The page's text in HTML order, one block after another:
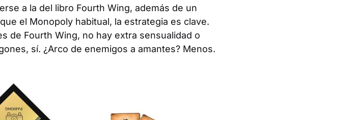
a la del libro Fourth Wing, además de un
el Monopoly habitual, la estrategia es clave.
de Fourth Wing, no hay extra sensualidad o
sí. ¿Arco de enemigos a amantes? Menos.